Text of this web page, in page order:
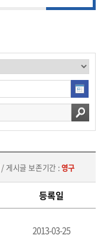
/ 게시글 보존기간 :영구
등록일
2013-03-25